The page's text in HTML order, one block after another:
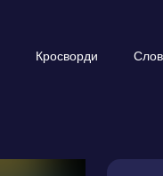
Кросворди